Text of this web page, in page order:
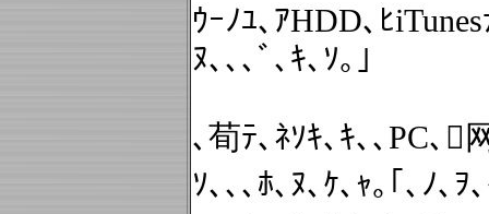
ｳｰﾉﾕ､ｱHDD､ﾋ
ﾇ､､､ﾞ､ｷ､ｿ｡｣
､荀ﾃ､ﾈｿｷ､ｷ､､PC､
ｿ､､､ﾎ､ﾇ､ｹ､ｬ｡｢､ﾉ､